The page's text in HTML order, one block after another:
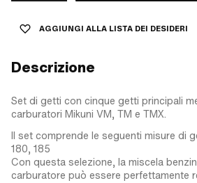
AGGIUNGI ALLA LISTA DEI DESIDERI
Descrizione
Set di getti con cinque getti principali
carburatori Mikuni VM, TM e TMX.
Il set comprende le seguenti misure di
180, 185
Con questa selezione, la miscela
carburatore può essere perfettamente